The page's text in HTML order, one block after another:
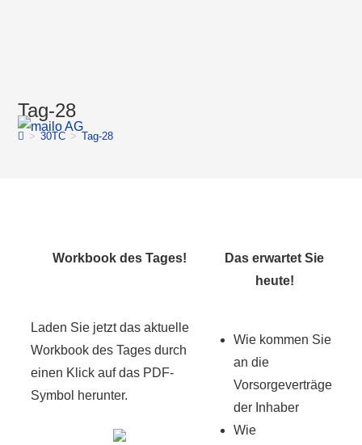
Tag-28
> 30TC > Tag-28
Workbook des Tages!
Das erwartet Sie
heute!
Laden Sie jetzt das aktuelle
Workbook des Tages durch
einen Klick auf das PDF-
Symbol herunter.
Wie kommen Sie
an die
Vorsorgeverträge
der Inhaber
Wie